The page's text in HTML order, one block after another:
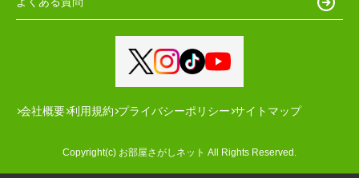
会社概要 利用規約 プライバシーポリシー サイトマップ
Copyright(c) お部屋さがしネット All Rights Reserved.